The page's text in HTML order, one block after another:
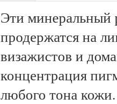
Эти минеральный
продержатся на
визажистов и
концентрация
любого тона